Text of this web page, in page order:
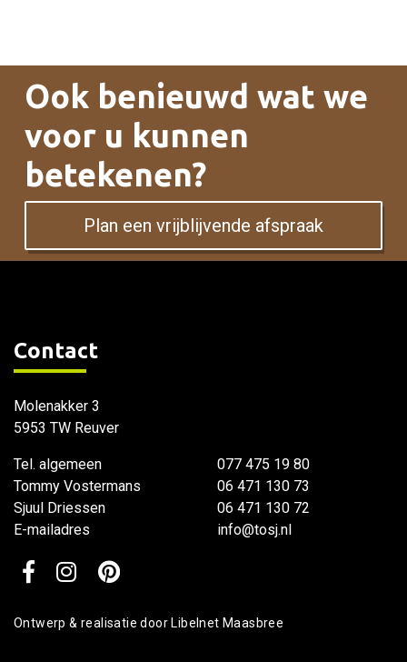
Ook benieuwd wat we
voor u kunnen
betekenen?
Plan een vrijblijvende afspraak
Contact
Molenakker 3
5953 TW Reuver
Tel. algemeen
Tommy Vostermans
Sjuul Driessen
E-mailadres
077 475 19 80
06 471 130 73
06 471 130 72
info@tosj.nl
Ontwerp & realisatie door Libelnet Maasbree